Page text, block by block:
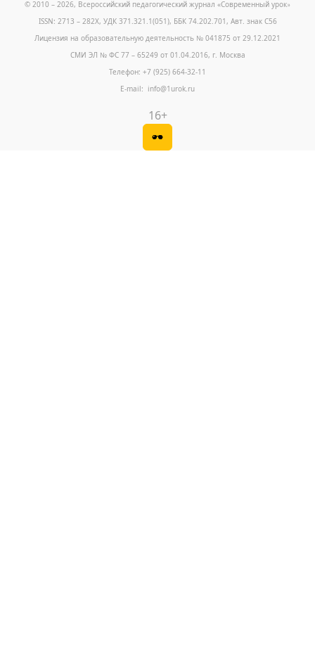
© 2010 – 2026, Всероссийский педагогический журнал «Современный урок»
ISSN: 2713 – 282X, УДК 371.321.1(051), ББК 74.202.701, Авт. знак С56
Лицензия на образовательную деятельность № 041875 от 29.12.2021
СМИ ЭЛ № ФС 77 – 65249 от 01.04.2016, г. Москва
Телефон: +7 (925) 664-32-11
E-mail: info@1urok.ru
16+